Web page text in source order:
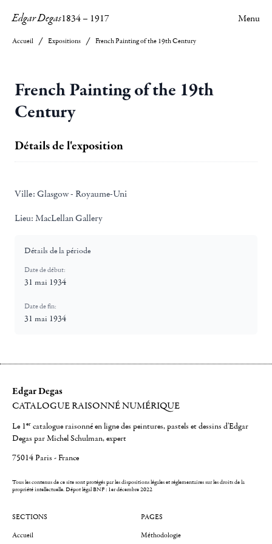
Edgar Degas1834– 1917 Menu
Accueil Expositions French Painting of the 19th Century
French Painting of the 19th
Century
Détails de l'exposition
Ville: Glasgow - Royaume-Uni
Lieu: MacLellan Gallery
Détails de la période
Date de début:
31 mai 1934
Date de fin:
31 mai 1934
Edgar Degas
CATALOGUE RAISONNÉ NUMÉRIQUE
Le 1er catalogue raisonné en ligne des peintures, pastels et dessins d'Edgar
Degas par Michel Schulman, expert
75014 Paris - France
Tous les contenus de ce site sont protégés par les dispositions légales et réglementaires sur les droits de la
propriété intellectuelle.Dépot légal BNF : 1er décembre 2022
SECTIONS
Accueil
PAGES
Méthodologie